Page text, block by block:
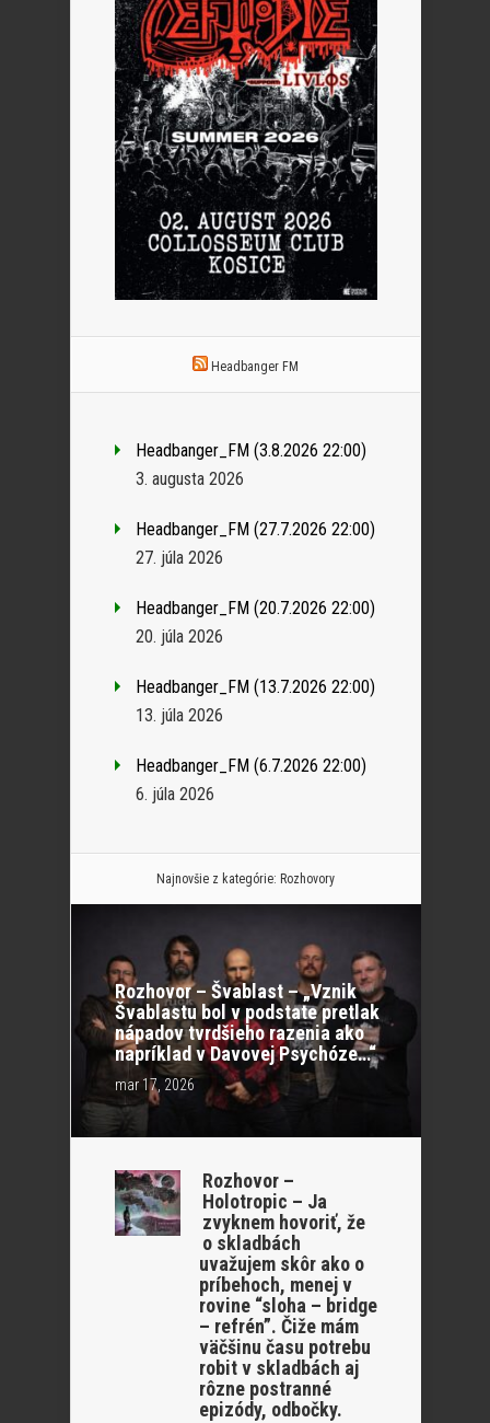
Headbanger FM
Headbanger_FM (3.8.2026 22:00)
3. augusta 2026
Headbanger_FM (27.7.2026 22:00)
27. júla 2026
Headbanger_FM (20.7.2026 22:00)
20. júla 2026
Headbanger_FM (13.7.2026 22:00)
13. júla 2026
Headbanger_FM (6.7.2026 22:00)
6. júla 2026
Najnovšie z kategórie: Rozhovory
Rozhovor – Švablast – „Vznik
Švablastu bol v podstate pretlak
nápadov tvrdšieho razenia ako
napríklad v Davovej Psychóze…“
mar 17, 2026
Rozhovor –
Holotropic – Ja
zvyknem hovoriť, že
o skladbách
uvažujem skôr ako o
príbehoch, menej v
rovine “sloha – bridge
– refrén”. Čiže mám
väčšinu času potrebu
robit v skladbách aj
rôzne postranné
epizódy, odbočky.